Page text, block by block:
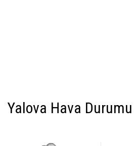
Yalova Hava Durumu